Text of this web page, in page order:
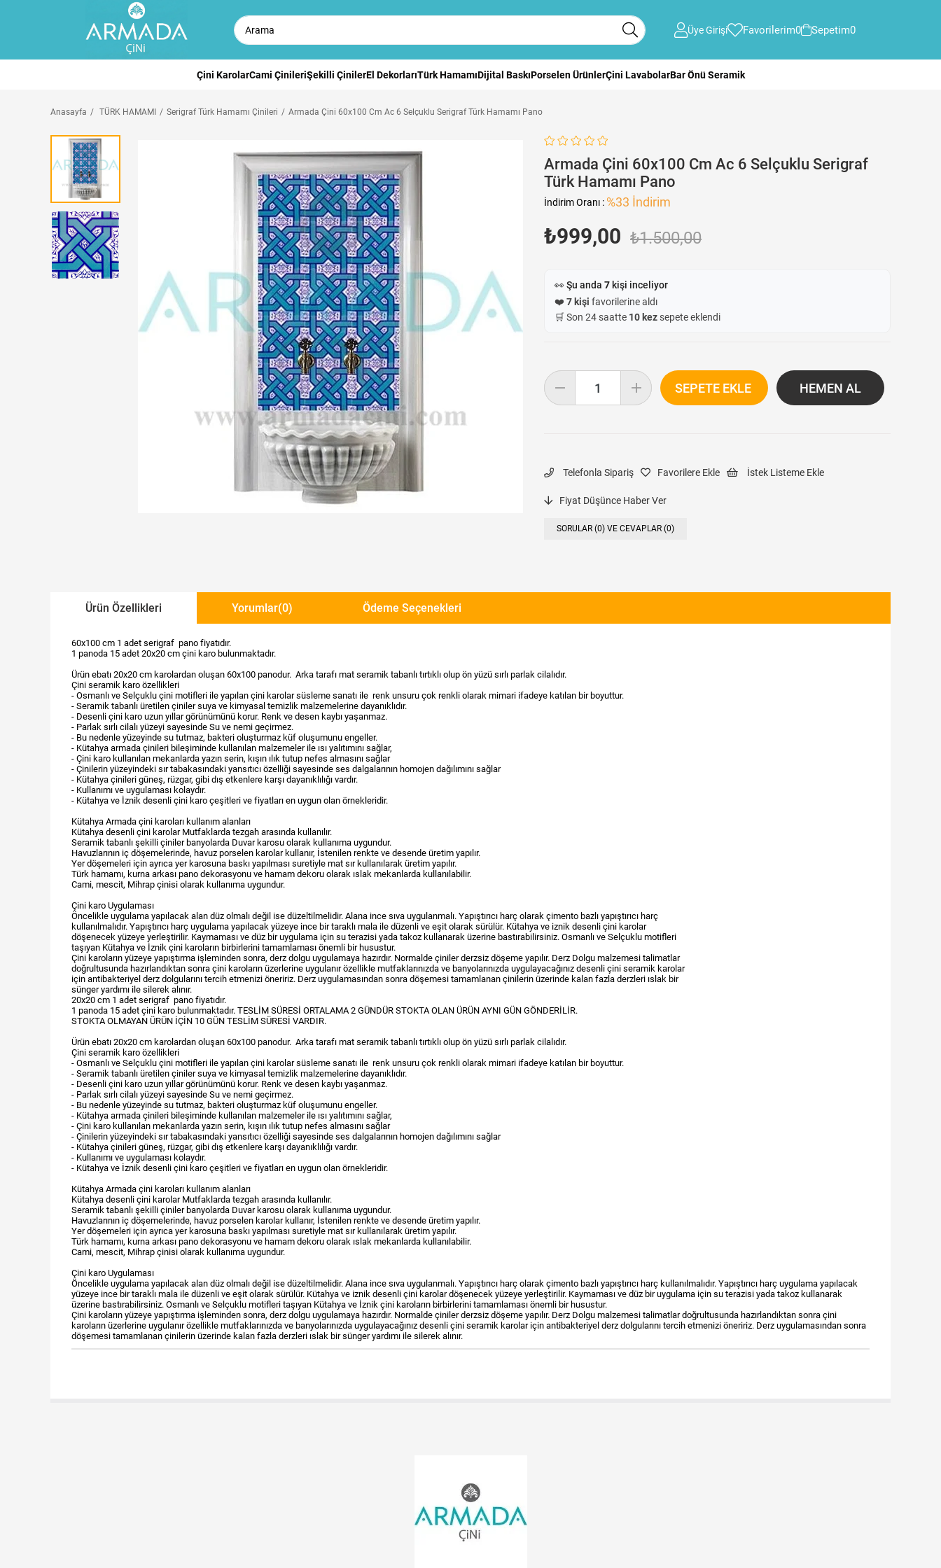
Üye Girişi Favorilerim0 Sepetim0
Çini KarolarCami ÇinileriŞekilli ÇinilerEl DekorlarıTürk HamamıDijital BaskıPorselen ÜrünlerÇini LavabolarBar Önü Seramik
Anasayfa TÜRK HAMAMI Serigraf Türk Hamamı Çinileri Armada Çini 60x100 Cm Ac 6 Selçuklu Serigraf Türk Hamamı Pano
Armada Çini 60x100 Cm Ac 6 Selçuklu Serigraf
Türk Hamamı Pano
İndirim Oranı : %33 İndirim
₺1.500,00
₺999,00
👀 Şu anda 7 kişi inceliyor
❤️ 7 kişi favorilerine aldı
🛒 Son 24 saatte 10 kezsepete eklendi
Telefonla Sipariş Favorilere Ekle İstek Listeme Ekle
Fiyat Düşünce Haber Ver
SORULAR (0) VE CEVAPLAR (0)
Ürün Özellikleri Yorumlar(0) Ödeme Seçenekleri
60x100 cm 1 adet serigraf pano fiyatıdır.
1 panoda 15 adet 20x20 cm çini karo bulunmaktadır.
Ürün ebatı 20x20 cm karolardan oluşan 60x100 panodur. Arka tarafı mat seramik tabanlı tırtıklı olup ön yüzü sırlı parlak cilalıdır.
Çini seramik karo özellikleri
- Osmanlı ve Selçuklu çini motifleri ile yapılan çini karolar süsleme sanatı ile renk unsuru çok renkli olarak mimari ifadeye katılan bir boyuttur.
- Seramik tabanlı üretilen çiniler suya ve kimyasal temizlik malzemelerine dayanıklıdır.
- Desenli çini karo uzun yıllar görünümünü korur. Renk ve desen kaybı yaşanmaz.
- Parlak sırlı cilalı yüzeyi sayesinde Su ve nemi geçirmez.
- Bu nedenle yüzeyinde su tutmaz, bakteri oluşturmaz küf oluşumunu engeller.
- Kütahya armada çinileri bileşiminde kullanılan malzemeler ile ısı yalıtımını sağlar,
- Çini karo kullanılan mekanlarda yazın serin, kışın ılık tutup nefes almasını sağlar
- Çinilerin yüzeyindeki sır tabakasındaki yansıtıcı özelliği sayesinde ses dalgalarının homojen dağılımını sağlar
- Kütahya çinileri güneş, rüzgar, gibi dış etkenlere karşı dayanıklılığı vardır.
- Kullanımı ve uygulaması kolaydır.
- Kütahya ve İznik desenli çini karo çeşitleri ve fiyatları en uygun olan örnekleridir.
Kütahya Armada çini karoları kullanım alanları
Kütahya desenli çini karolar Mutfaklarda tezgah arasında kullanılır.
Seramik tabanlı şekilli çiniler banyolarda Duvar karosu olarak kullanıma uygundur.
Havuzlarının iç döşemelerinde, havuz porselen karolar kullanır, İstenilen renkte ve desende üretim yapılır.
Yer döşemeleri için ayrıca yer karosuna baskı yapılması suretiyle mat sır kullanılarak üretim yapılır.
Türk hamamı, kurna arkası pano dekorasyonu ve hamam dekoru olarak ıslak mekanlarda kullanılabilir.
Cami, mescit, Mihrap çinisi olarak kullanıma uygundur.
Çini karo Uygulaması
Öncelikle uygulama yapılacak alan düz olmalı değil ise düzeltilmelidir. Alana ince sıva uygulanmalı. Yapıştırıcı harç olarak çimento bazlı yapıştırıcı harç
kullanılmalıdır. Yapıştırıcı harç uygulama yapılacak yüzeye ince bir taraklı mala ile düzenli ve eşit olarak sürülür. Kütahya ve iznik desenli çini karolar
döşenecek yüzeye yerleştirilir. Kaymaması ve düz bir uygulama için su terazisi yada takoz kullanarak üzerine bastırabilirsiniz. Osmanlı ve Selçuklu motifleri
taşıyan Kütahya ve İznik çini karoların birbirlerini tamamlaması önemli bir husustur.
Çini karoların yüzeye yapıştırma işleminden sonra, derz dolgu uygulamaya hazırdır. Normalde çiniler derzsiz döşeme yapılır. Derz Dolgu malzemesi talimatlar
doğrultusunda hazırlandıktan sonra çini karoların üzerlerine uygulanır özellikle mutfaklarınızda ve banyolarınızda uygulayacağınız desenli çini seramik karolar
için antibakteriyel derz dolgularını tercih etmenizi öneririz. Derz uygulamasından sonra döşemesi tamamlanan çinilerin üzerinde kalan fazla derzleri ıslak bir
sünger yardımı ile silerek alınır.
20x20 cm 1 adet serigraf pano fiyatıdır.
1 panoda 15 adet çini karo bulunmaktadır. TESLİM SÜRESİ ORTALAMA 2 GÜNDÜR STOKTA OLAN ÜRÜN AYNI GÜN GÖNDERİLİR.
STOKTA OLMAYAN ÜRÜN İÇİN 10 GÜN TESLİM SÜRESİ VARDIR.
Ürün ebatı 20x20 cm karolardan oluşan 60x100 panodur. Arka tarafı mat seramik tabanlı tırtıklı olup ön yüzü sırlı parlak cilalıdır.
Çini seramik karo özellikleri
- Osmanlı ve Selçuklu çini motifleri ile yapılan çini karolar süsleme sanatı ile renk unsuru çok renkli olarak mimari ifadeye katılan bir boyuttur.
- Seramik tabanlı üretilen çiniler suya ve kimyasal temizlik malzemelerine dayanıklıdır.
- Desenli çini karo uzun yıllar görünümünü korur. Renk ve desen kaybı yaşanmaz.
- Parlak sırlı cilalı yüzeyi sayesinde Su ve nemi geçirmez.
- Bu nedenle yüzeyinde su tutmaz, bakteri oluşturmaz küf oluşumunu engeller.
- Kütahya armada çinileri bileşiminde kullanılan malzemeler ile ısı yalıtımını sağlar,
- Çini karo kullanılan mekanlarda yazın serin, kışın ılık tutup nefes almasını sağlar
- Çinilerin yüzeyindeki sır tabakasındaki yansıtıcı özelliği sayesinde ses dalgalarının homojen dağılımını sağlar
- Kütahya çinileri güneş, rüzgar, gibi dış etkenlere karşı dayanıklılığı vardır.
- Kullanımı ve uygulaması kolaydır.
- Kütahya ve İznik desenli çini karo çeşitleri ve fiyatları en uygun olan örnekleridir.
Kütahya Armada çini karoları kullanım alanları
Kütahya desenli çini karolar Mutfaklarda tezgah arasında kullanılır.
Seramik tabanlı şekilli çiniler banyolarda Duvar karosu olarak kullanıma uygundur.
Havuzlarının iç döşemelerinde, havuz porselen karolar kullanır, İstenilen renkte ve desende üretim yapılır.
Yer döşemeleri için ayrıca yer karosuna baskı yapılması suretiyle mat sır kullanılarak üretim yapılır.
Türk hamamı, kurna arkası pano dekorasyonu ve hamam dekoru olarak ıslak mekanlarda kullanılabilir.
Cami, mescit, Mihrap çinisi olarak kullanıma uygundur.
Çini karo Uygulaması
Öncelikle uygulama yapılacak alan düz olmalı değil ise düzeltilmelidir. Alana ince sıva uygulanmalı. Yapıştırıcı harç olarak çimento bazlı yapıştırıcı harç kullanılmalıdır. Yapıştırıcı harç uygulama yapılacak
yüzeye ince bir taraklı mala ile düzenli ve eşit olarak sürülür. Kütahya ve iznik desenli çini karolar döşenecek yüzeye yerleştirilir. Kaymaması ve düz bir uygulama için su terazisi yada takoz kullanarak
üzerine bastırabilirsiniz. Osmanlı ve Selçuklu motifleri taşıyan Kütahya ve İznik çini karoların birbirlerini tamamlaması önemli bir husustur.
Çini karoların yüzeye yapıştırma işleminden sonra, derz dolgu uygulamaya hazırdır. Normalde çiniler derzsiz döşeme yapılır. Derz Dolgu malzemesi talimatlar doğrultusunda hazırlandıktan sonra çini
karoların üzerlerine uygulanır özellikle mutfaklarınızda ve banyolarınızda uygulayacağınız desenli çini seramik karolar için antibakteriyel derz dolgularını tercih etmenizi öneririz. Derz uygulamasından sonra
döşemesi tamamlanan çinilerin üzerinde kalan fazla derzleri ıslak bir sünger yardımı ile silerek alınır.